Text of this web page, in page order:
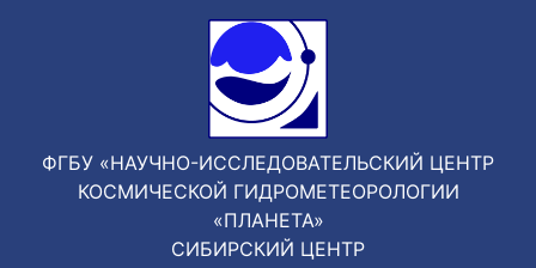
ФГБУ «НАУЧНО-ИССЛЕДОВАТЕЛЬСКИЙ ЦЕНТР
КОСМИЧЕСКОЙ ГИДРОМЕТЕОРОЛОГИИ
«ПЛАНЕТА»
СИБИРСКИЙ ЦЕНТР